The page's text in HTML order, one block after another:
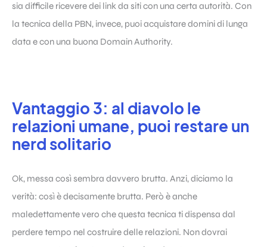
sia difficile ricevere dei link da siti con una certa autorità. Con
la tecnica della PBN, invece, puoi acquistare domini di lunga
data e con una buona Domain Authority.
Vantaggio 3: al diavolo le
relazioni umane, puoi restare un
nerd solitario
Ok, messa così sembra davvero brutta. Anzi, diciamo la
verità: così è decisamente brutta. Però è anche
maledettamente vero che questa tecnica ti dispensa dal
perdere tempo nel costruire delle relazioni. Non dovrai